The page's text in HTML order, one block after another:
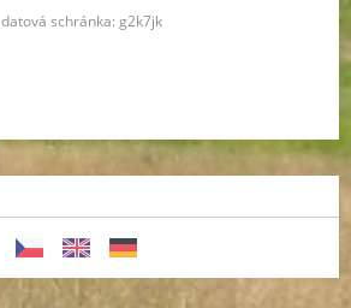
datová schránka: g2k7jk